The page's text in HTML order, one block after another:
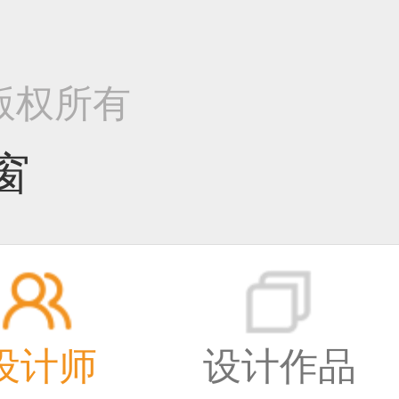
权所有
计师 设计作品